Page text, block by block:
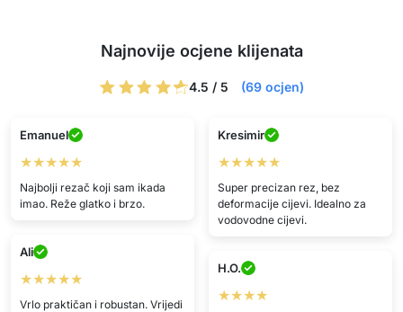
Najnovije ocjene klijenata
4.5 / 5 (69 ocjen)
Emanuel
★★★★★
Najbolji rezač koji sam ikada
imao. Reže glatko i brzo.
Kresimir
★★★★★
Super precizan rez, bez
deformacije cijevi. Idealno za
vodovodne cijevi.
Ali
★★★★★
Vrlo praktičan i robustan. Vrijedi
H.O.
★★★★